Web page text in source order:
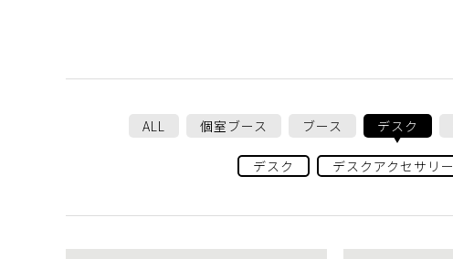
ALL 個室ブース ブース デスク
デスク デスクアクセサリー